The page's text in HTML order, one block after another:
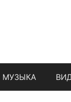
МУЗЫКА